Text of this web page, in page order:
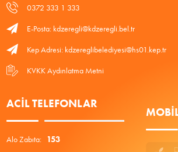
0372 333 1 333
E-Posta: kdzeregli@kdzeregli.bel.tr
Kep Adresi: kdzereglibelediyesi@hs01.kep.tr
KVKK Aydınlatma Metni
ACIL TELEFONLAR
Alo Zabıta: 153